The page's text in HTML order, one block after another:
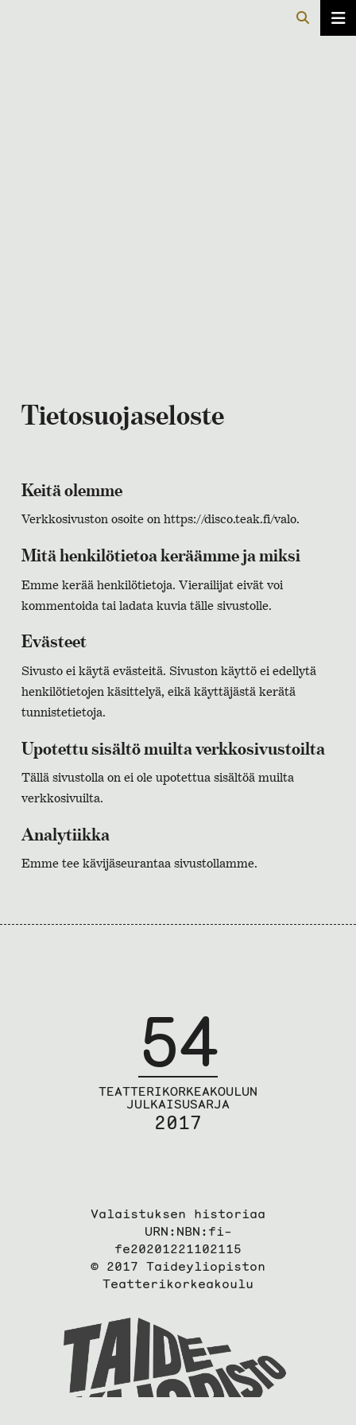
Tietosuojaseloste
Keitä olemme
Verkkosivuston osoite on https://disco.teak.fi/valo.
Mitä henkilötietoa keräämme ja miksi
Emme kerää henkilötietoja. Vierailijat eivät voi
kommentoida tai ladata kuvia tälle sivustolle.
Evästeet
Sivusto ei käytä evästeitä. Sivuston käyttö ei edellytä
henkilötietojen käsittelyä, eikä käyttäjästä kerätä
tunnistetietoja.
Upotettu sisältö muilta verkkosivustoilta
Tällä sivustolla on ei ole upotettua sisältöä muilta
verkkosivuilta.
Analytiikka
Emme tee kävijäseurantaa sivustollamme.
54
TEATTERIKORKEAKOULUN
JULKAISUSARJA
2017
Valaistuksen historiaa
URN:NBN:fi-
fe20201221102115
© 2017 Taideyliopiston
Teatterikorkeakoulu